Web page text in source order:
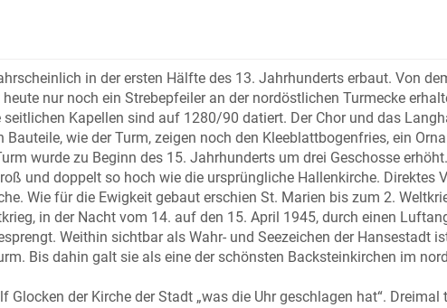
in der ersten Hälfte des 13. Jahrhunderts erbaut. Von
nur noch ein Strebepfeiler an der nordöstlichen Turmecke
seitlichen Kapellen sind auf 1280/90 datiert. Der Chor und das
Bauteile, wie der Turm, zeigen noch den Kleeblattbogenfries, ein
wurde zu Beginn des 15. Jahrhunderts um drei Geschosse
und doppelt so hoch wie die ursprüngliche Hallenkirche. Direktes
Wie für die Ewigkeit gebaut erschien St. Marien bis zum 2.
in der Nacht vom 14. auf den 15. April 1945, durch einen
Weithin sichtbar als Wahr- und Seezeichen der Hansestadt
Bis dahin galt sie als eine der schönsten Backsteinkirchen im
Glocken der Kirche der Stadt „was die Uhr geschlagen hat“. Dreimal